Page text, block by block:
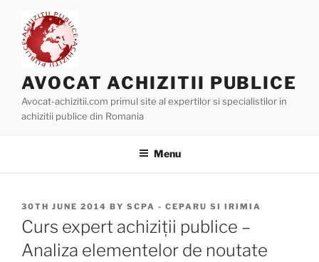
content
AVOCAT ACHIZITII PUBLICE
Avocat-achizitii.com primul site al expertilor si specialistilor in
achizitii publice din Romania
Menu
POSTED
ON
30TH JUNE 2014 BY SCPA - CEPARU SI IRIMIA
Curs expert achiziții publice –
Analiza elementelor de noutate